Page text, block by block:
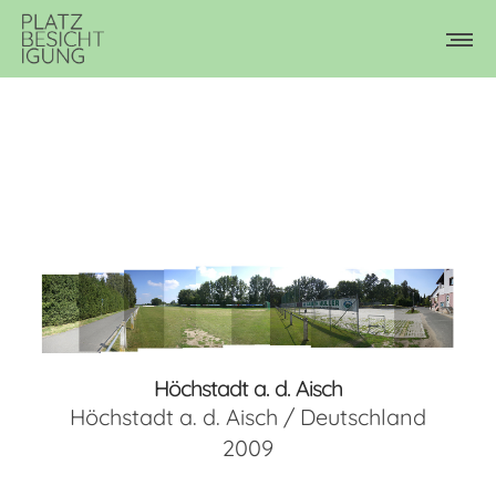
Höchstadt a. d. Aisch
Höchstadt a. d. Aisch / Deutschland
2009